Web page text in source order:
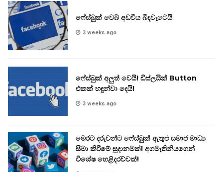
ෆේස්බුක් වෙබ් අඩවිය බිඳවැටෙයි
3 weeks ago
ෆේස්බුක් අලුත් වෙයි! ඩිස්ලයික් Button
එකක් හඳුන්වා දෙයි!
3 weeks ago
මෙරට දරුවන්ට ෆේස්බුක් ඇතුළු සමාජ මාධ්‍ය
සීමා කිරීමේ සූදානමක්! අගමැතිනියගෙන්
විශේෂ හෙළිදරව්වක්!